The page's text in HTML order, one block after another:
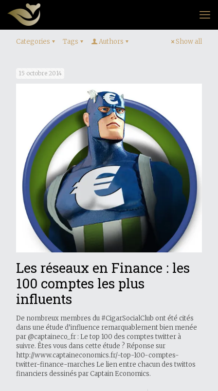
Categories Tags Authors Show all
15 octobre 2014
Les réseaux en Finance : les
100 comptes les plus
influents
De nombreux membres du #CigarSocialClub ont été cités
dans une étude d’influence remarquablement bien menée
par @captaineco_fr : Le top 100 des comptes twitter à
suivre. Êtes vous dans cette étude ? Réponse sur
http://www.captaineconomics.fr/-top-100-comptes-
twitter-finance-marches Le lien entre chacun des twittos
financiers dessinés par Captain Economics.